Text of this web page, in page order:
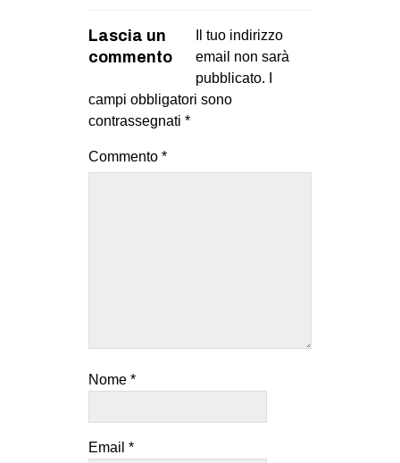
Lascia un
commento
Il tuo indirizzo
email non sarà
pubblicato.
campi obbligatori sono
contrassegnati *
Commento *
Nome *
Email *